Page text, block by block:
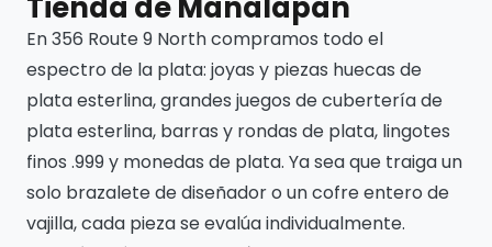
En 356 Route 9 North compramos todo el
espectro de la plata: joyas y piezas huecas de
plata esterlina, grandes juegos de cubertería de
plata esterlina, barras y rondas de plata, lingotes
finos .999 y monedas de plata. Ya sea que traiga un
solo brazalete de diseñador o un cofre entero de
vajilla, cada pieza se evalúa individualmente.